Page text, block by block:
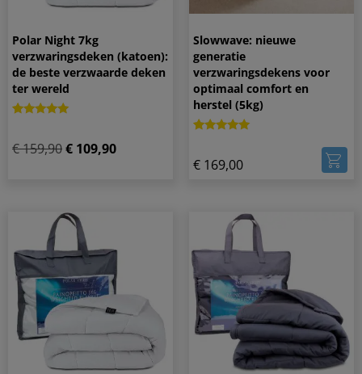
Polar Night 7kg
verzwaringsdeken (katoen):
de beste verzwaarde deken
ter wereld
op 5
gebaseerd
€159,90€ 109,90
Slowwave: nieuwe
generatie
verzwaringsdekens voor
optimaal comfort en
herstel (5kg)
op 5
gebaseerd
€ 169,00